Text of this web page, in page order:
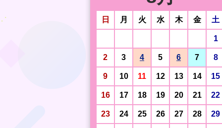
日 月 火 水 木 金 土
1
2 3 4 5 6 7 8
9 10 11 12 13 14 15
16 17 18 19 20 21 22
23 24 25 26 27 28 29